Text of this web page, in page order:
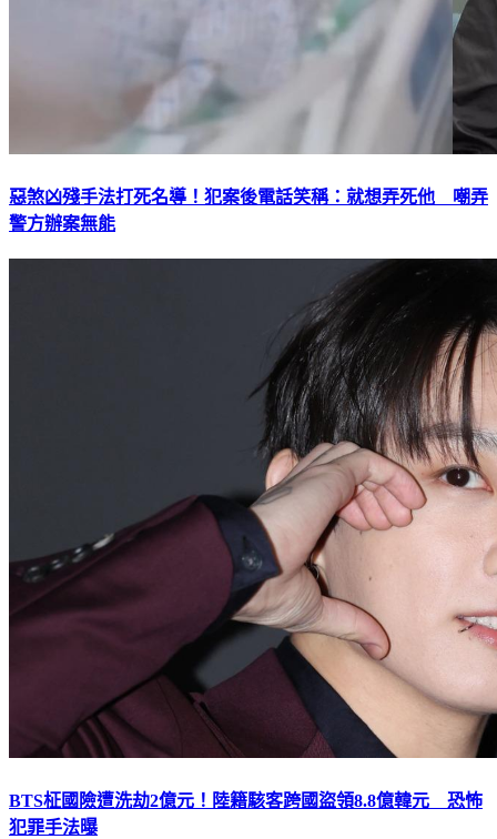
惡煞凶殘手法打死名導！犯案後電話笑稱：就想弄死他 嘲弄
警方辦案無能
BTS柾國險遭洗劫2億元！陸籍駭客跨國盜領8.8億韓元 恐怖
犯罪手法曝